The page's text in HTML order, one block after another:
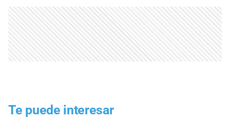
Te puede interesar